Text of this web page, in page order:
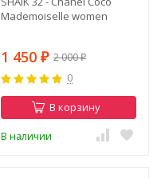
Mademoiselle women
1 450 ₽ 2 000₽
0
В корзину
В наличии